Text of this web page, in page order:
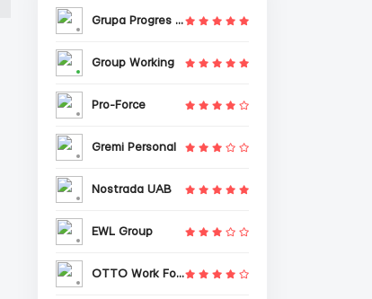
Grupa Progres Sp. z o.o.
Group Working
Pro-Force
Gremi Personal
Nostrada UAB
EWL Group
OTTO Work Force